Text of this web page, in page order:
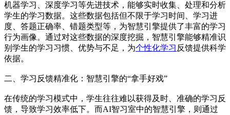
机器学习、深度学习等先进技术，能够实时收集、处理和分析
学生的学习数据。这些数据包括但不限于学习时间、学习进
度、答题正确率、错题类型等，为智慧引擎提供了丰富的学习
行为画像。通过对这些数据的深度挖掘，智慧引擎能够精准识
别学生的学习习惯、优势与不足，为个性化学习 反馈提供科学
依据。
二、学习反馈精准化：智慧引擎的“拿手好戏”
在传统的学习模式中，学生往往难以获得及时、准确的学习反
馈，导致学习效率低下。而AI智习室中的智慧引擎，则通过